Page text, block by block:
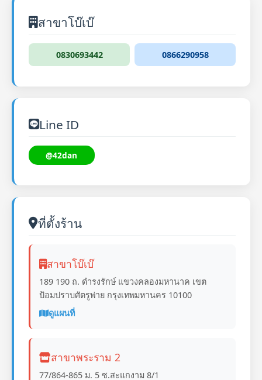
สาขาโบ๊เบ๊
0830693442 0866290958
Line ID
@42dan
ที่ตั้งร้าน
สาขาโบ๊เบ๊
189 190 ถ. ดำรงรักษ์ แขวงคลองมหานาค เขต
ป้อมปราบศัตรูพ่าย กรุงเทพมหานคร 10100
ดูแผนที่
สาขาพระราม 2
77/864-865 ม. 5 ซ.สะแกงาม 8/1